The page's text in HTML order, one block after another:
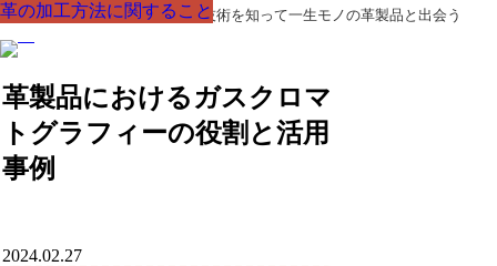
革製品の部品の呼び名・素材・技術を知って一生モノの革製品と出会う
革製品におけるガスクロマ
トグラフィーの役割と活用
事例
革の加工方法に関すること
2024.02.27
革の加工方法に関すること
革の加工方法に関すること
革の加工方法に関すること
革の加工方法に関すること
革の加工方法に関すること
革の加工方法に関すること